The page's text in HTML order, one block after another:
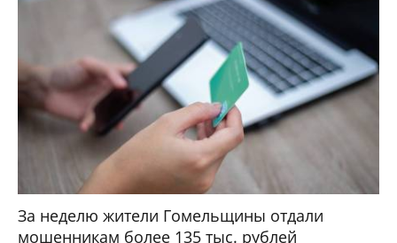
Белорусам 1 августа покажут бойцовскую
ночь UFC Fight Night
ТЕХНОЛОГИИ